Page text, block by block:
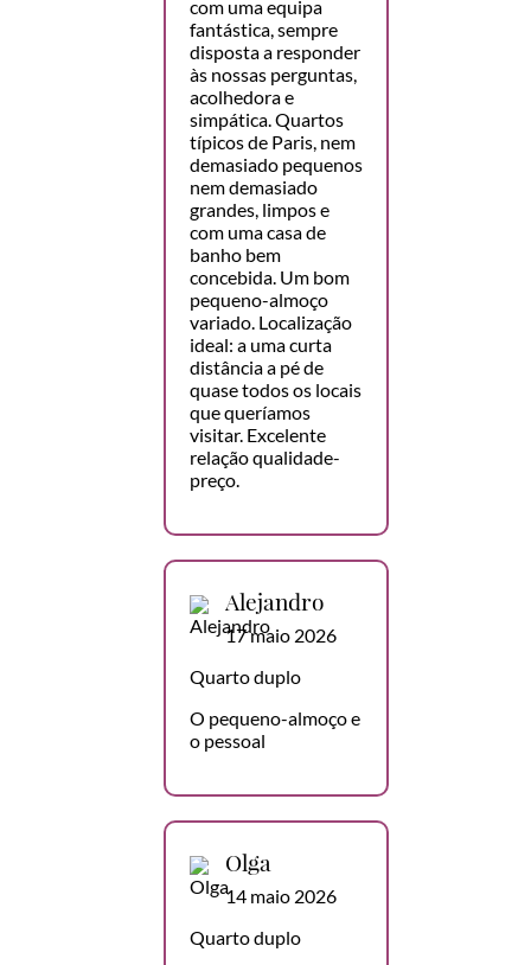
com uma equipa
fantástica, sempre
disposta a responder
às nossas perguntas,
acolhedora e
simpática. Quartos
típicos de Paris, nem
demasiado pequenos
nem demasiado
grandes, limpos e
com uma casa de
banho bem
concebida. Um bom
pequeno-almoço
variado. Localização
ideal: a uma curta
distância a pé de
quase todos os locais
que queríamos
visitar. Excelente
relação qualidade-
preço.
Alejandro
17 maio 2026
Quarto duplo
O pequeno-almoço e
o pessoal
Olga
14 maio 2026
Quarto duplo